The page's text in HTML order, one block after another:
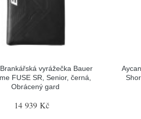
vyrážečka Bauer
FUSE SR, Senior, černá,
Obrácený gard
14 939 Kč